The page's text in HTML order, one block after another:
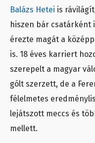
Balázs Hetei is
hiszen bár csatárként
érezte magát a
is. 18 éves karriert
szerepelt a magyar
gólt szerzett, de a
félelmetes
lejátszott meccs és
mellett.